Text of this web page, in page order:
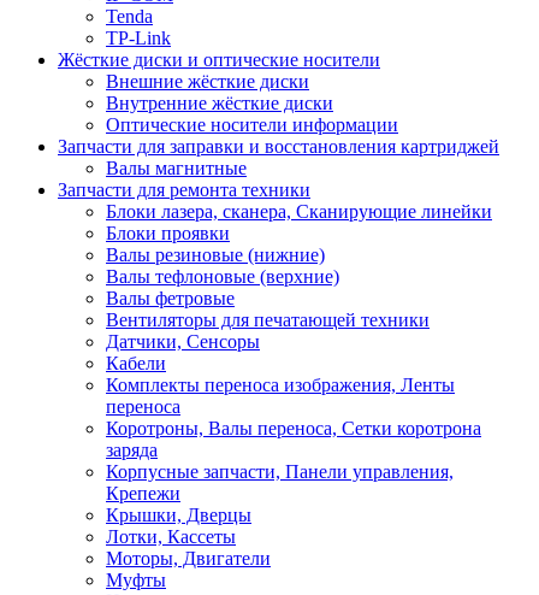
Tenda
TP-Link
Жёсткие диски и оптические носители
Внешние жёсткие диски
Внутренние жёсткие диски
Оптические носители информации
Запчасти для заправки и восстановления картриджей
Валы магнитные
Запчасти для ремонта техники
Блоки лазера, сканера, Сканирующие линейки
Блоки проявки
Валы резиновые (нижние)
Валы тефлоновые (верхние)
Валы фетровые
Вентиляторы для печатающей техники
Датчики, Сенсоры
Кабели
Комплекты переноса изображения, Ленты
переноса
Коротроны, Валы переноса, Сетки коротрона
заряда
Корпусные запчасти, Панели управления,
Крепежи
Крышки, Дверцы
Лотки, Кассеты
Моторы, Двигатели
Муфты